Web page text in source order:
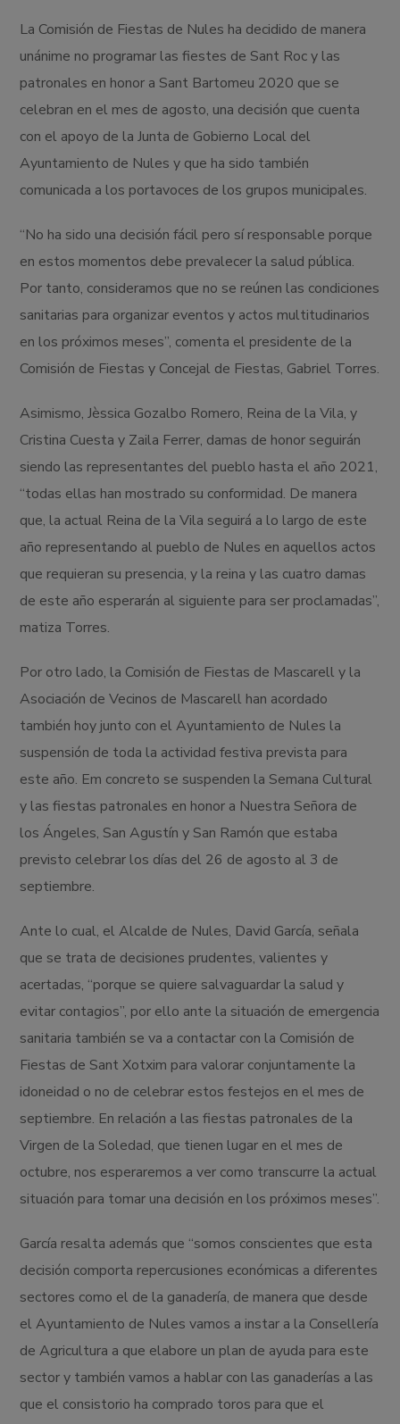
La Comisión de Fiestas de Nules ha decidido de manera
unánime no programar las fiestes de Sant Roc y las
patronales en honor a Sant Bartomeu 2020 que se
celebran en el mes de agosto, una decisión que cuenta
con el apoyo de la Junta de Gobierno Local del
Ayuntamiento de Nules y que ha sido también
comunicada a los portavoces de los grupos municipales.
“No ha sido una decisión fácil pero sí responsable porque
en estos momentos debe prevalecer la salud pública.
Por tanto, consideramos que no se reúnen las condiciones
sanitarias para organizar eventos y actos multitudinarios
en los próximos meses”, comenta el presidente de la
Comisión de Fiestas y Concejal de Fiestas, Gabriel Torres.
Asimismo, Jèssica Gozalbo Romero, Reina de la Vila, y
Cristina Cuesta y Zaila Ferrer, damas de honor seguirán
siendo las representantes del pueblo hasta el año 2021,
“todas ellas han mostrado su conformidad. De manera
que, la actual Reina de la Vila seguirá a lo largo de este
año representando al pueblo de Nules en aquellos actos
que requieran su presencia, y la reina y las cuatro damas
de este año esperarán al siguiente para ser proclamadas”,
matiza Torres.
Por otro lado, la Comisión de Fiestas de Mascarell y la
Asociación de Vecinos de Mascarell han acordado
también hoy junto con el Ayuntamiento de Nules la
suspensión de toda la actividad festiva prevista para
este año. Em concreto se suspenden la Semana Cultural
y las fiestas patronales en honor a Nuestra Señora de
los Ángeles, San Agustín y San Ramón que estaba
previsto celebrar los días del 26 de agosto al 3 de
septiembre.
Ante lo cual, el Alcalde de Nules, David García, señala
que se trata de decisiones prudentes, valientes y
acertadas, “porque se quiere salvaguardar la salud y
evitar contagios”, por ello ante la situación de emergencia
sanitaria también se va a contactar con la Comisión de
Fiestas de Sant Xotxim para valorar conjuntamente la
idoneidad o no de celebrar estos festejos en el mes de
septiembre. En relación a las fiestas patronales de la
Virgen de la Soledad, que tienen lugar en el mes de
octubre, nos esperaremos a ver como transcurre la actual
situación para tomar una decisión en los próximos meses”.
García resalta además que “somos conscientes que esta
decisión comporta repercusiones económicas a diferentes
sectores como el de la ganadería, de manera que desde
el Ayuntamiento de Nules vamos a instar a la Consellería
de Agricultura a que elabore un plan de ayuda para este
sector y también vamos a hablar con las ganaderías a las
que el consistorio ha comprado toros para que el